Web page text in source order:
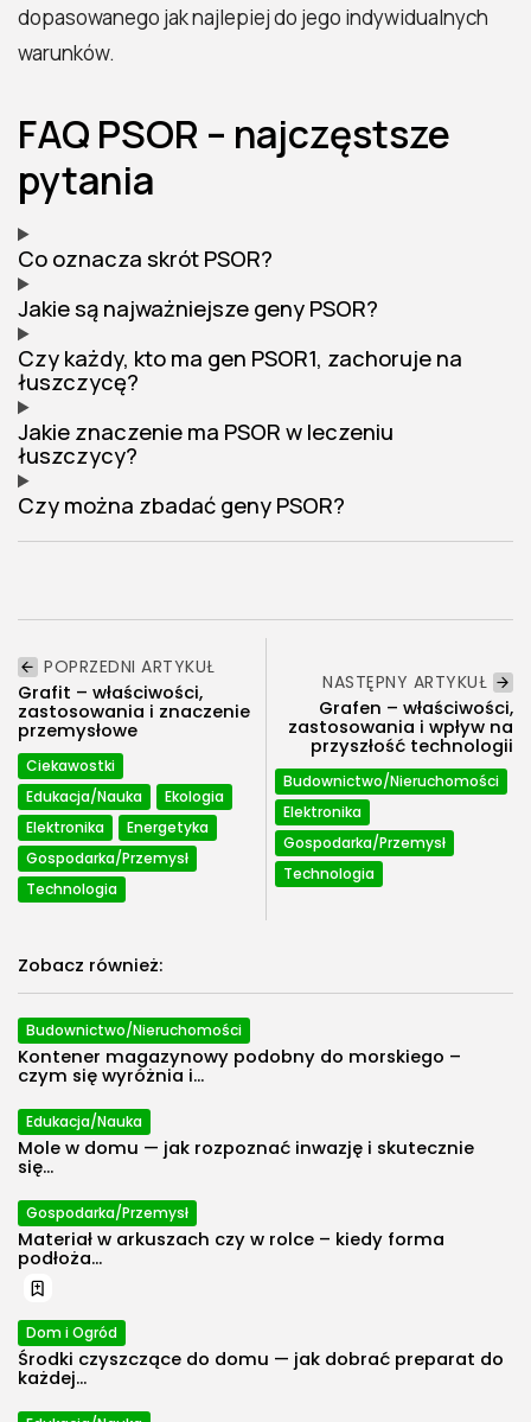
chronione są prawem autorskim.
dopasowanego jak najlepiej do jego indywidualnych
warunków.
FAQ PSOR – najczęstsze
pytania
Co oznacza skrót PSOR?
Jakie są najważniejsze geny PSOR?
Czy każdy, kto ma gen PSOR1, zachoruje na
łuszczycę?
Jakie znaczenie ma PSOR w leczeniu
łuszczycy?
Czy można zbadać geny PSOR?
POPRZEDNI ARTYKUŁ
Grafit – właściwości,
zastosowania i znaczenie
przemysłowe
Ciekawostki
Edukacja/Nauka
Ekologia
Elektronika
Energetyka
Gospodarka/Przemysł
Technologia
NASTĘPNY ARTYKUŁ
Grafen – właściwości,
zastosowania i wpływ na
przyszłość technologii
Budownictwo/Nieruchomości
Elektronika
Gospodarka/Przemysł
Technologia
Zobacz również:
Budownictwo/Nieruchomości
Kontener magazynowy podobny do morskiego –
czym się wyróżnia i...
Edukacja/Nauka
Mole w domu — jak rozpoznać inwazję i skutecznie
się...
Gospodarka/Przemysł
Materiał w arkuszach czy w rolce – kiedy forma
podłoża...
Dom i Ogród
Środki czyszczące do domu — jak dobrać preparat do
każdej...